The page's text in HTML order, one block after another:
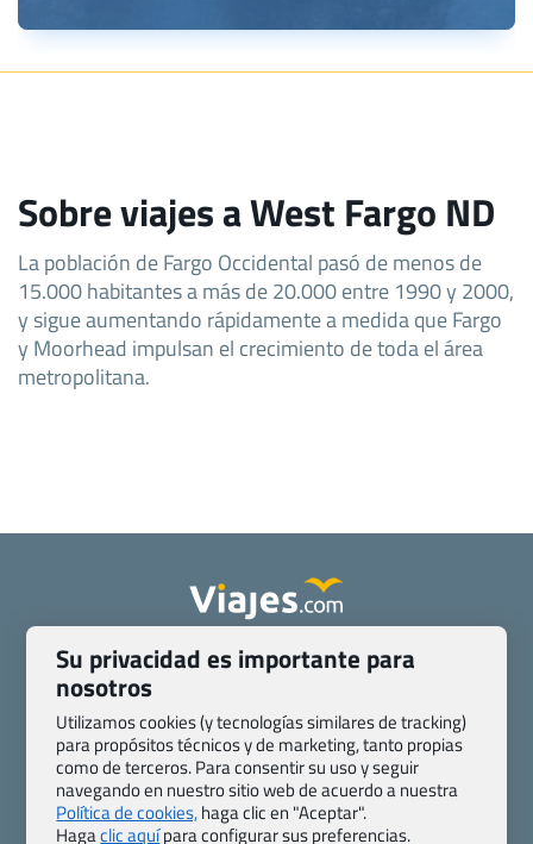
Sobre viajes a West Fargo ND
La población de Fargo Occidental pasó de menos de
15.000 habitantes a más de 20.000 entre 1990 y 2000,
y sigue aumentando rápidamente a medida que Fargo
y Moorhead impulsan el crecimiento de toda el área
metropolitana.
Quienes somos
Contacto
Pasaporte, Visado, Salud y otras disposiciones específicas
Blog de Viajes.com
Registro de agencias
Preguntas frecuentes
Condiciones generales
Política de privacidad y cookies
Transparencia
Todas las páginas – sitemap
Su privacidad es importante para
nosotros
Utilizamos cookies (y tecnologías similares de tracking)
para propósitos técnicos y de marketing, tanto propias
como de terceros. Para consentir su uso y seguir
navegando en nuestro sitio web de acuerdo a nuestra
Política de cookies,haga clic en "Aceptar".
Hagaclic aquípara configurar sus preferencias.